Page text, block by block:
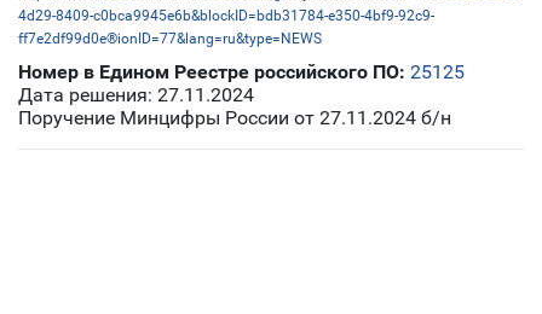
4d29-8409-c0bca9945e6b&blockID=bdb31784-e350-4bf9-92c9-
ff7e2df99d0e®ionID=77&lang=ru&type=NEWS
Номер в Едином Реестре российского ПО: 25125
Дата решения: 27.11.2024
Поручение Минцифры России от 27.11.2024 б/н